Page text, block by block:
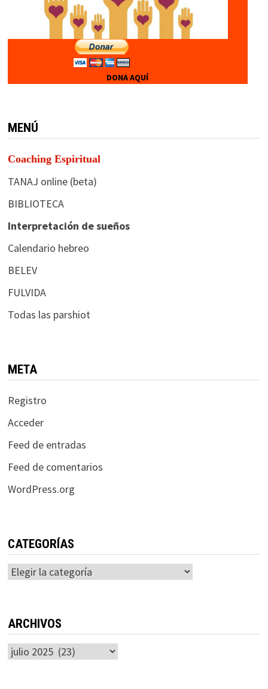
DONA AQUÍ
MENÚ
Coaching Espiritual
TANAJ online (beta)
BIBLIOTECA
Interpretación de sueños
Calendario hebreo
BELEV
FULVIDA
Todas las parshiot
META
Registro
Acceder
Feed de entradas
Feed de comentarios
WordPress.org
CATEGORÍAS
Categorías
ARCHIVOS
Archivos